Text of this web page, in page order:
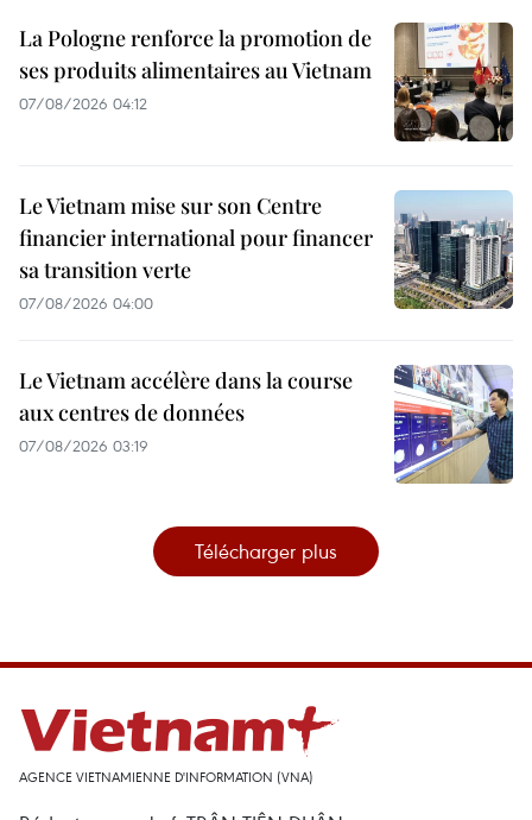
La Pologne renforce la promotion de
ses produits alimentaires au Vietnam
07/08/2026 04:12
Le Vietnam mise sur son Centre
financier international pour financer
sa transition verte
07/08/2026 04:00
Le Vietnam accélère dans la course
aux centres de données
07/08/2026 03:19
Télécharger plus
AGENCE VIETNAMIENNE D'INFORMATION (VNA)